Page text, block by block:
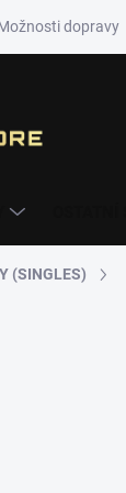
dopravy
(SINGLES)